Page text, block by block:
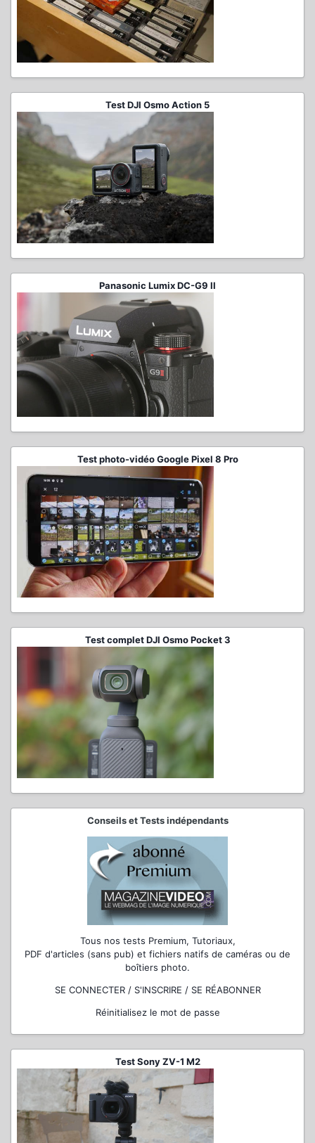
Test DJI Osmo Action 5
Panasonic Lumix DC-G9 II
Test photo-vidéo Google Pixel 8 Pro
Test complet DJI Osmo Pocket 3
Conseils et Tests indépendants
Tous nos tests Premium, Tutoriaux,
PDF d'articles (sans pub) et fichiers natifs de caméras ou de
boîtiers photo.
SE CONNECTER / S'INSCRIRE / SE RÉABONNER
Réinitialisez le mot de passe
Test Sony ZV-1 M2